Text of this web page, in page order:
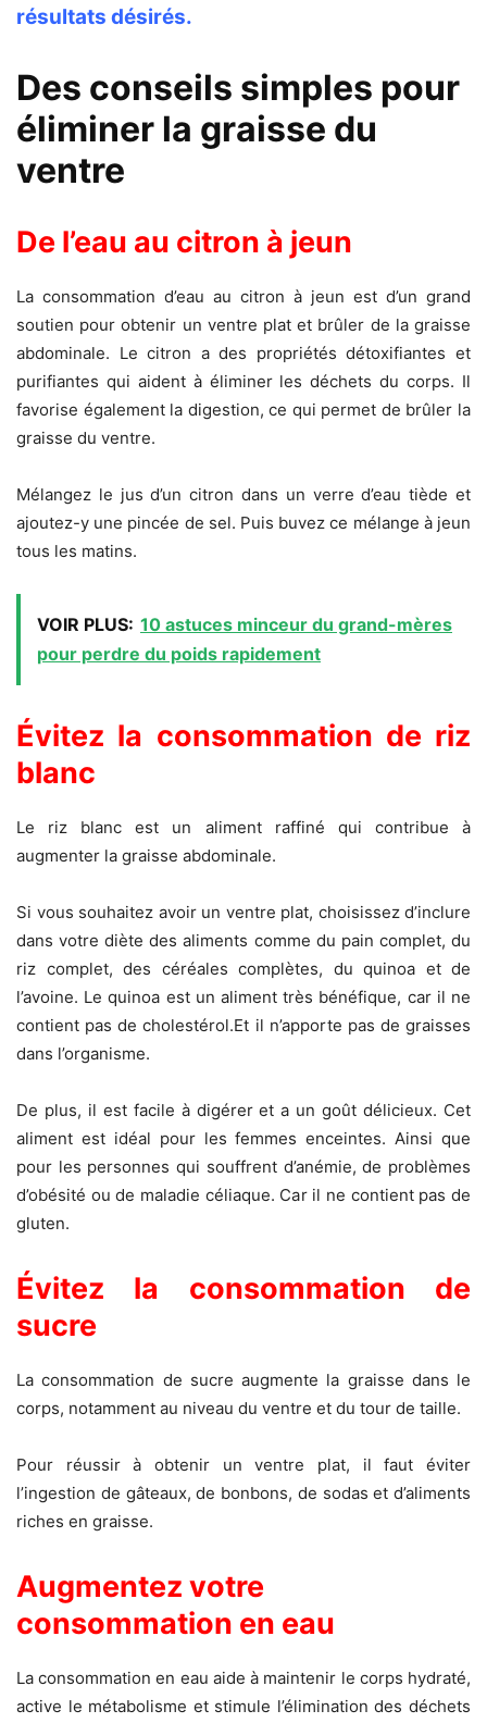
résultats désirés.
Des conseils simples pour
éliminer la graisse du
ventre
De l’eau au citron à jeun
La consommation d’eau au citron à jeun est d’un grand
soutien pour obtenir un ventre plat et brûler de la graisse
abdominale. Le citron a des propriétés détoxifiantes et
purifiantes qui aident à éliminer les déchets du corps. Il
favorise également la digestion, ce qui permet de brûler la
graisse du ventre.
Mélangez le jus d’un citron dans un verre d’eau tiède et
ajoutez-y une pincée de sel. Puis buvez ce mélange à jeun
tous les matins.
VOIR PLUS: 10 astuces minceur du grand-mères
pour perdre du poids rapidement
Évitez la consommation de riz
blanc
Le riz blanc est un aliment raffiné qui contribue à
augmenter la graisse abdominale.
Si vous souhaitez avoir un ventre plat, choisissez d’inclure
dans votre diète des aliments comme du pain complet, du
riz complet, des céréales complètes, du quinoa et de
l’avoine. Le quinoa est un aliment très bénéfique, car il ne
contient pas de cholestérol.Et il n’apporte pas de graisses
dans l’organisme.
De plus, il est facile à digérer et a un goût délicieux. Cet
aliment est idéal pour les femmes enceintes. Ainsi que
pour les personnes qui souffrent d’anémie, de problèmes
d’obésité ou de maladie céliaque. Car il ne contient pas de
gluten.
Évitez la consommation de
sucre
La consommation de sucre augmente la graisse dans le
corps, notamment au niveau du ventre et du tour de taille.
Pour réussir à obtenir un ventre plat, il faut éviter
l’ingestion de gâteaux, de bonbons, de sodas et d’aliments
riches en graisse.
Augmentez votre
consommation en eau
La consommation en eau aide à maintenir le corps hydraté,
active le métabolisme et stimule l’élimination des déchets